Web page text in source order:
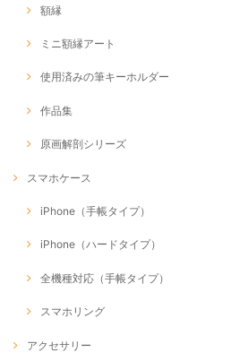
額縁
ミニ額縁アート
使用済みの筆キーホルダー
作品集
原画解剖シリーズ
スマホケース
iPhone（手帳タイプ）
iPhone（ハードタイプ）
全機種対応（手帳タイプ）
スマホリング
アクセサリー